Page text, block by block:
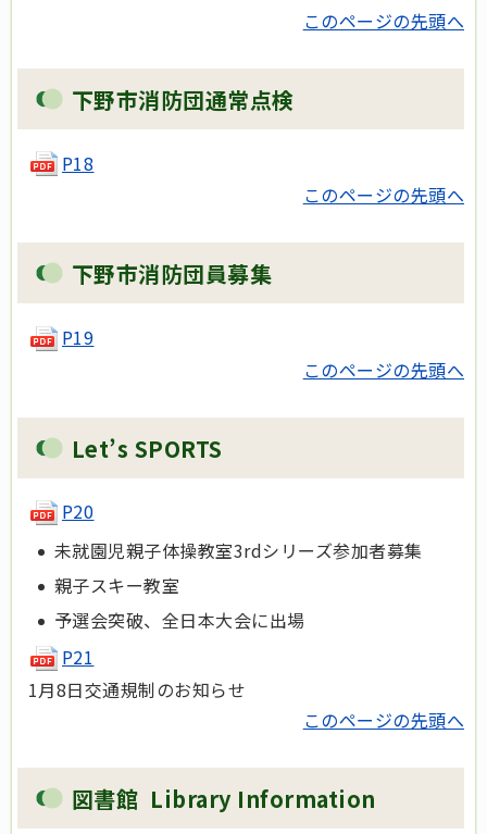
このページの先頭へ
下野市消防団通常点検
P18
このページの先頭へ
下野市消防団員募集
P19
このページの先頭へ
Let’s SPORTS
P20
未就園児親子体操教室3rdシリーズ参加者募集
親子スキー教室
予選会突破、全日本大会に出場
P21
1月8日交通規制のお知らせ
このページの先頭へ
図書館 Library Information